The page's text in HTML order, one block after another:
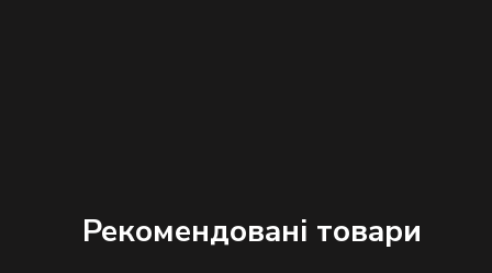
Рекомендовані товари